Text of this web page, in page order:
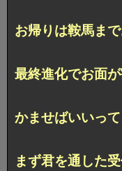
お帰りは鞍馬ま
最終進化でお面
かませばいいっ
まず君を通した